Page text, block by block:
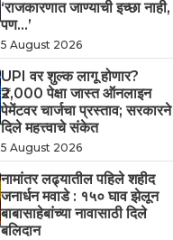
‘राजकारणात जाण्याची इच्छा नाही,
पण…’
5 August 2026
UPI वर शुल्क लागू होणार?
₹2,000 पेक्षा जास्त ऑनलाइन
पेमेंटवर चार्जचा प्रस्ताव; सरकारने
दिले महत्त्वाचे संकेत
5 August 2026
नामांतर लढ्यातील पहिले शहीद
जनार्धन मवाडे : १५० घाव झेलून
बाबासाहेबांच्या नावासाठी दिले
बलिदान